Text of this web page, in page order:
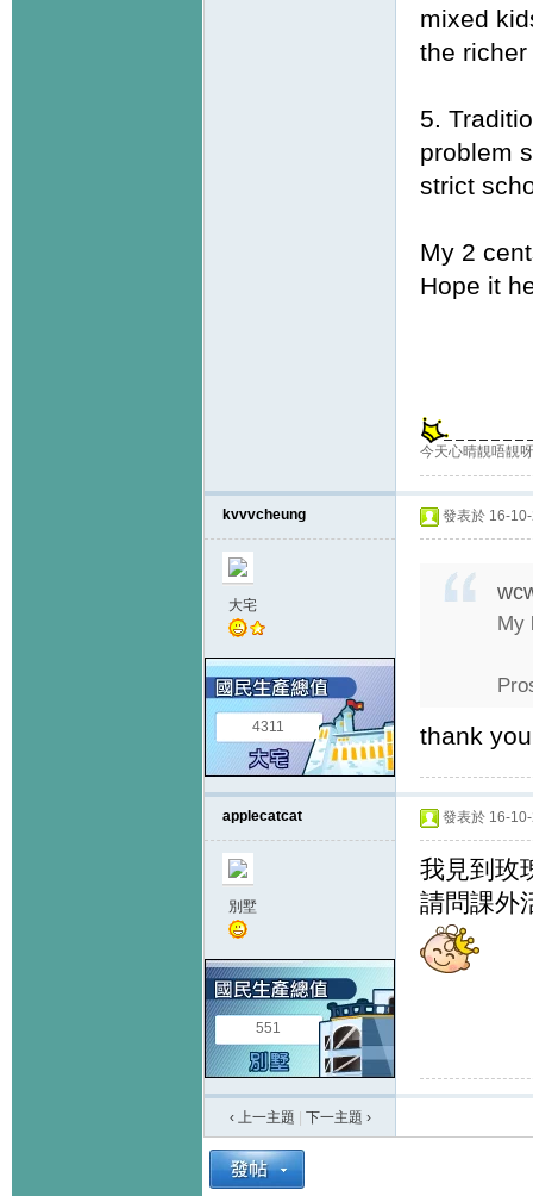
mixed
the
5.
problem
strict
My 2
Hope it
今天心晴靚唔靚
kvvvcheung
大宅
4311
發表於 16-
My
thank
applecatcat
別墅
551
發表於 16-
我見到玫
請問課外
‹ 上一主題 下一主題 ›